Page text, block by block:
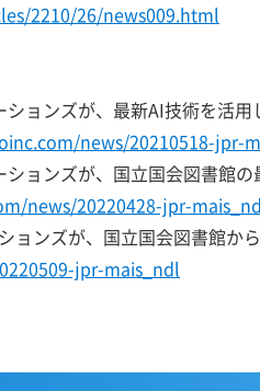
2210/26/news009.html
ョンズが、最新AI技術を活
news/20210518-jpr-
ョンズが、国立国会図書館
news/20220428-jpr-
ョンズが、国立国会図書館か
jpr-mais_ndl